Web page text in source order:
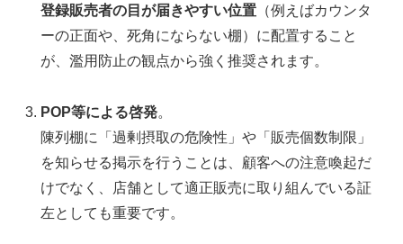
登録販売者の目が届きやすい位置 （例えばカウンタ
ーの正面や、死角にならない棚）に配置すること
が、濫用防止の観点から強く推奨されます。
POP等による啓発。
陳列棚に「過剰摂取の危険性」や「販売個数制限」
を知らせる掲示を行うことは、顧客への注意喚起だ
けでなく、店舗として適正販売に取り組んでいる証
左としても重要です。